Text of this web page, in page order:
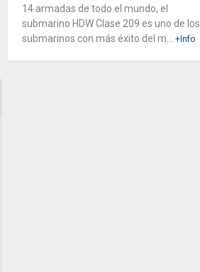
14 armadas de todo el mundo, el
submarino HDW Clase 209 es uno de los
submarinos con más éxito del m...
+Info